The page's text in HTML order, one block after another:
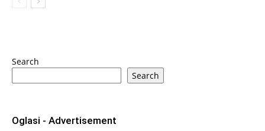
Search
Search
Oglasi - Advertisement